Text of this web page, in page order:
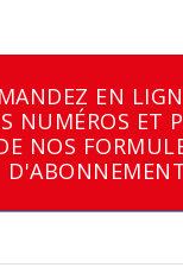
EN
NUMÉROS ET
NOS